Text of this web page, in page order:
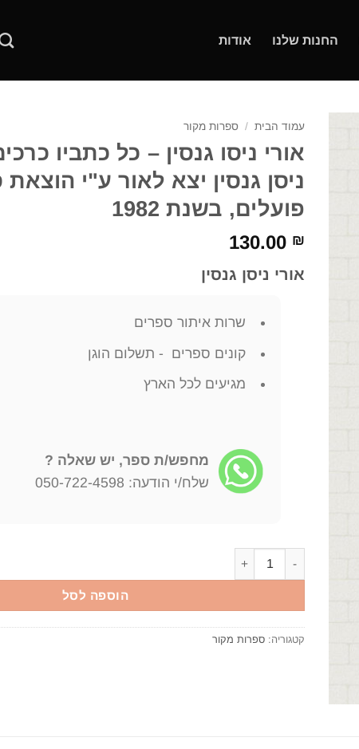
החנות שלנו אודות
עמוד הבית / ספרות מקור
אורי ניסו גנסין – כל כתביו
ניסן גנסין יצא לאור ע"י
פועלים, בשנת 1982
130.00 ₪
אורי ניסן גנסין
שרות איתור ספרים
קונים ספרים - תשלום הוגן
מגיעים לכל הארץ
מחפש/ת ספר, יש שאלה ?
שלח/י הודעה: 050-722-4598
הוספה לסל
קטגוריה: ספרות מקור